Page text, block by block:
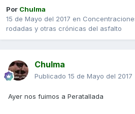
Por Chulma
15 de Mayo del 2017 en
rodadas y otras crónicas del asfalto
Chulma
Publicado 15 de Mayo del 2017
Ayer nos fuimos a Peratallada